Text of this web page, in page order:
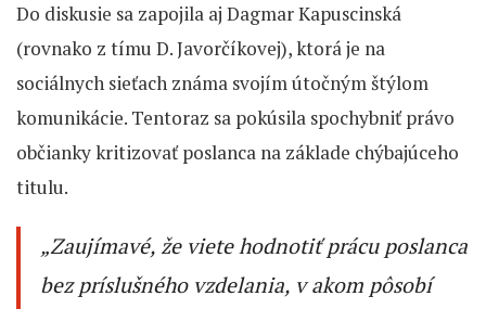
Do diskusie sa zapojila aj Dagmar Kapuscinská
(rovnako z tímu D. Javorčíkovej), ktorá je na
sociálnych sieťach známa svojím útočným štýlom
komunikácie. Tentoraz sa pokúsila spochybniť právo
občianky kritizovať poslanca na základe chýbajúceho
titulu.
„Zaujímavé, že viete hodnotiť prácu poslanca
bez príslušného vzdelania, v akom pôsobí